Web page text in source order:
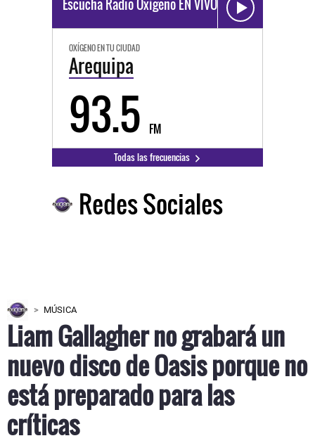
Escucha Radio Oxígeno EN VIVO
OXÍGENO EN TU CIUDAD
Arequipa
93.5 FM
Todas las frecuencias
Redes Sociales
MÚSICA
Liam Gallagher no grabará un
nuevo disco de Oasis porque no
está preparado para las
críticas